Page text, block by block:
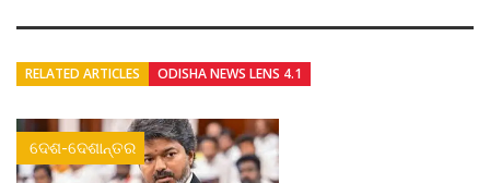
RELATED ARTICLES ODISHA NEWS LENS 4.1
ଦେଶ-ଦେଶାନ୍ତର